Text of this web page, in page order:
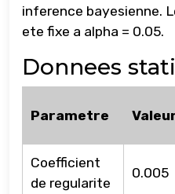
inference bayesienne.
ete fixe a alpha = 0.05.
Donnees
Parametre
Coefficient
de regularite
0.005